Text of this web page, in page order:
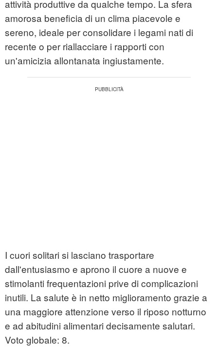
attività produttive da qualche tempo. La sfera
amorosa beneficia di un clima piacevole e
sereno, ideale per consolidare i legami nati di
recente o per riallacciare i rapporti con
un'amicizia allontanata ingiustamente.
I cuori solitari si lasciano trasportare
dall'entusiasmo e aprono il cuore a nuove e
stimolanti frequentazioni prive di complicazioni
inutili. La salute è in netto miglioramento grazie a
una maggiore attenzione verso il riposo notturno
e ad abitudini alimentari decisamente salutari.
Voto globale: 8.